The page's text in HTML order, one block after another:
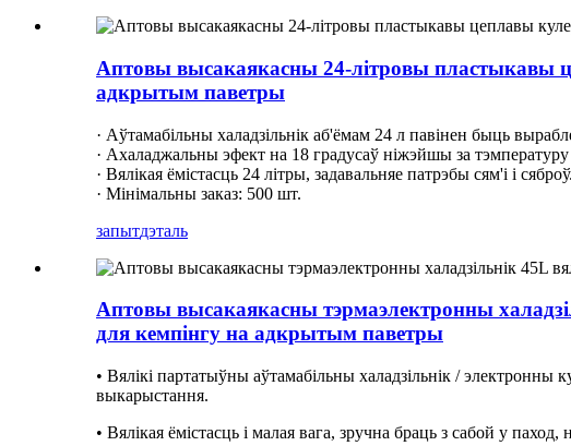
Аптовы высакаякасны 24-літровы пластыкавы
адкрытым паветры
· Аўтамабільны халадзільнік аб'ёмам 24 л павінен быць
· Ахаладжальны эфект на 18 градусаў ніжэйшы за
· Вялікая ёмістасць 24 літры, задавальняе патрэбы сям'і і сяброў.
· Мінімальны заказ: 500 шт.
запытдэталь
Аптовы высакаякасны тэрмаэлектронны
для кемпінгу на адкрытым паветры
• Вялікі партатыўны аўтамабільны халадзільнік /
выкарыстання.
• Вялікая ёмістасць і малая вага, зручна браць з сабой у паход,